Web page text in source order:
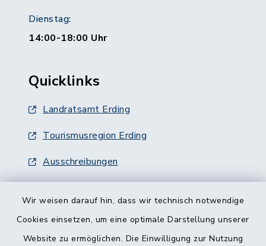
Wir weisen darauf hin, dass wir technisch notwendige
Cookies einsetzen, um eine optimale Darstellung unserer
Website zu ermöglichen. Die Einwilligung zur Nutzung
Dienstag:
14:00-18:00 Uhr
Quicklinks
Landratsamt Erding
Tourismusregion Erding
Ausschreibungen